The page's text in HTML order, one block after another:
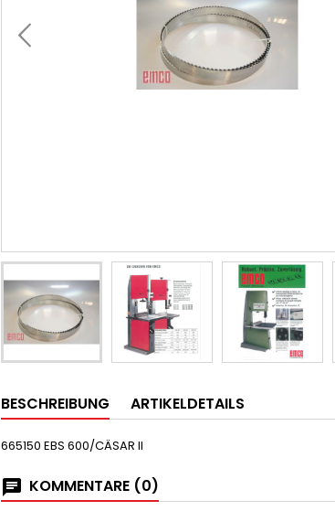
BESCHREIBUNG ARTIKELDETAILS
665150 EBS 600/CÄSAR II
KOMMENTARE (0)